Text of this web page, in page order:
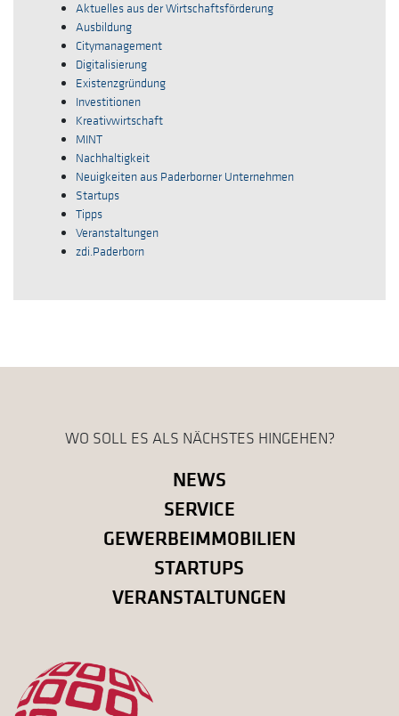
Aktuelles aus der Wirtschaftsförderung
Ausbildung
Citymanagement
Digitalisierung
Existenzgründung
Investitionen
Kreativwirtschaft
MINT
Nachhaltigkeit
Neuigkeiten aus Paderborner Unternehmen
Startups
Tipps
Veranstaltungen
zdi.Paderborn
WO SOLL ES ALS NÄCHSTES HINGEHEN?
NEWS
SERVICE
GEWERBEIMMOBILIEN
STARTUPS
VERANSTALTUNGEN